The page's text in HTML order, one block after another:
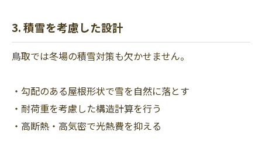
3. 積雪を考慮した設計
鳥取では冬場の積雪対策も欠かせません。
・勾配のある屋根形状で雪を自然に落とす
・耐荷重を考慮した構造計算を行う
・高断熱・高気密で光熱費を抑える